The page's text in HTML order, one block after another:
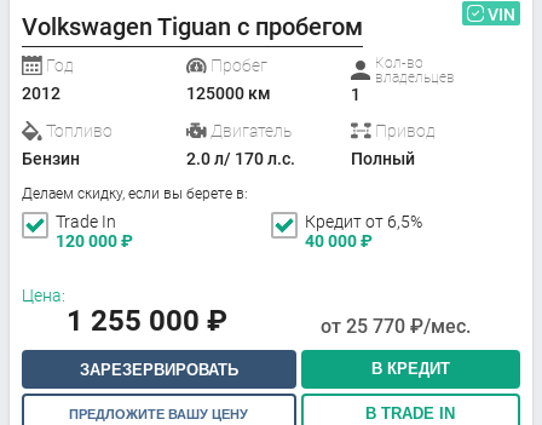
Volkswagen Tiguan с пробегом VIN
Год
2012
Пробег
125000 км
Кол-во
владельцев
1
Топливо
Бензин
Двигатель
2.0 л/ 170 л.с.
Привод
Полный
Делаем скидку, если вы берете в:
Trade In
120 000₽
Кредит от 6,5%
40 000₽
Цена:
1 255 000 ₽ от 25 770 ₽/мес.
ЗАРЕЗЕРВИРОВАТЬ В КРЕДИТ
ПРЕДЛОЖИТЕ ВАШУ ЦЕНУ В TRADE IN